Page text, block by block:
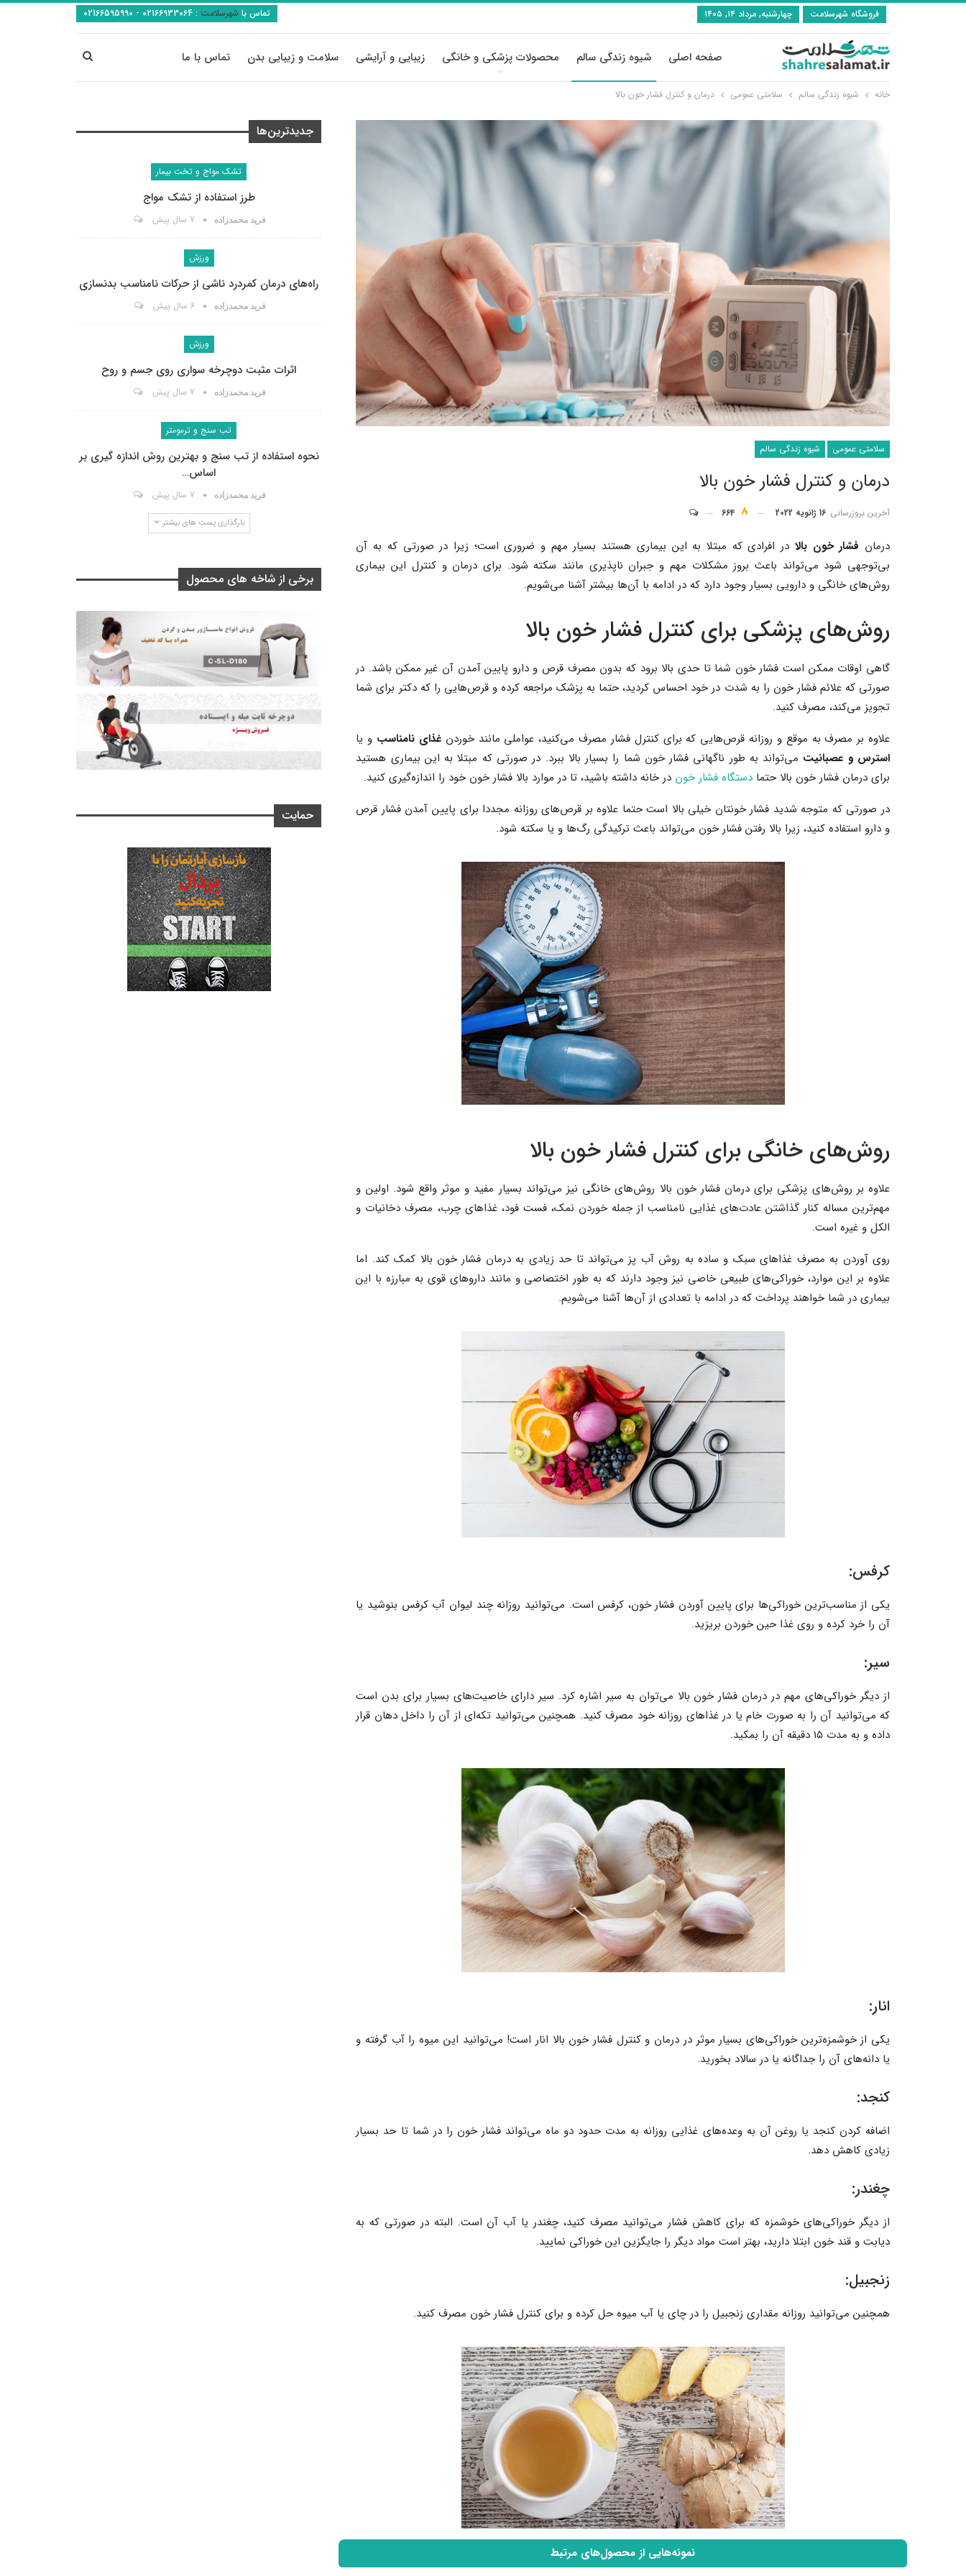
تماس با شهرسلامت : فروشگاه شهرسلامت چهارشنبه, مرداد ۱۴, ۱۴۰۵
صفحه اصلی شیوه زندگی سالم محصولات پزشکی و خانگی زیبایی و آرایشی سلامت و زیبایی بدن تماس با ما
خانه شیوه زندگی سالم سلامتی عمومی درمان و کنترل فشار خون بالا
سلامتی عمومی شیوه زندگی سالم
درمان و کنترل فشار خون بالا
آخرین بروزرسانی 16 ژانویه 2022 664
درمان فشار خون بالا در افرادی که مبتلا به این بیماری هستند بسیار مهم و ضروری است؛ زیرا در صورتی که به آن
بی‌توجهی شود می‌تواند باعث بروز مشکلات مهم و جبران ناپذیری مانند سکته شود. برای درمان و کنترل این بیماری
روش‌های خانگی و دارویی بسیار وجود دارد که در ادامه با آن‌ها بیشتر آشنا می‌شویم.
روش‌های پزشکی برای کنترل فشار خون بالا
گاهی اوقات ممکن است فشار خون شما تا حدی بالا برود که بدون مصرف قرص و دارو پایین آمدن آن غیر ممکن باشد. در
صورتی که علائم فشار خون را به شدت در خود احساس کردید، حتما به پزشک مراجعه کرده و قرص‌هایی را که دکتر برای شما
تجویز می‌کند، مصرف کنید.
علاوه بر مصرف به موقع و روزانه قرص‌هایی که برای کنترل فشار مصرف می‌کنید، عواملی مانند خوردنغذای نامناسب و یا
استرس و عصبانیت می‌تواند به طور ناگهانی فشار خون شما را بسیار بالا ببرد. در صورتی که مبتلا به این بیماری هستید
برای درمان فشار خون بالا حتما دستگاه‌ فشار خون در خانه داشته باشید، تا در موارد بالا فشار خون خود را اندازه‌گیری کنید.
در صورتی که متوجه شدید فشار خونتان خیلی بالا است حتما علاوه بر قرص‌های روزانه مجددا برای پایین آمدن فشار قرص
و دارو استفاده کنید، زیرا بالا رفتن فشار خون می‌تواند باعث ترکیدگی رگ‌ها و یا سکته شود.
روش‌های خانگی برای کنترل فشار خون بالا
علاوه بر روش‌های پزشکی برای درمان فشار خون بالا روش‌های خانگی نیز می‌تواند بسیار مفید و موثر واقع شود. اولین و
مهم‌ترین مساله کنار گذاشتن عادت‌های غذایی نامناسب از جمله خوردن نمک، فست فود، غذاهای چرب، مصرف دخانیات و
الکل و غیره است.
روی آوردن به مصرف غذاهای سبک و ساده به روش آب پز می‌تواند تا حد زیادی به درمان فشار خون بالا کمک کند. اما
علاوه بر این موارد، خوراکی‌های طبیعی خاصی نیز وجود دارند که به طور اختصاصی و مانند داروهای قوی به مبارزه با این
بیماری در شما خواهند پرداخت که در ادامه با تعدادی از آن‌ها آشنا می‌شویم.
کرفس:
یکی از مناسب‌ترین خوراکی‌ها برای پایین آوردن فشار خون، کرفس است. می‌توانید روزانه چند لیوان آب کرفس بنوشید یا
آن را خرد کرده و روی غذا حین خوردن بریزید.
سیر:
از دیگر خوراکی‌های مهم در درمان فشار خون بالا می‌توان به سیر اشاره کرد. سیر دارای خاصیت‌های بسیار برای بدن است
که می‌توانید آن را به صورت خام یا در غذاهای روزانه خود مصرف کنید. همچنین می‌توانید تکه‌ای از آن را داخل دهان قرار
داده و به مدت ۱۵ دقیقه آن را بمکید.
انار:
یکی از خوشمزه‌ترین خوراکی‌های بسیار موثر در درمان و کنترل فشار خون بالا انار است! می‌توانید این میوه را آب گرفته و
یا دانه‌های آن را جداگانه یا در سالاد بخورید.
کنجد:
اضافه کردن کنجد یا روغن آن به وعده‌های غذایی روزانه به مدت حدود دو ماه می‌تواند فشار خون را در شما تا حد بسیار
زیادی کاهش دهد.
چغندر:
از دیگر خوراکی‌های خوشمزه که برای کاهش فشار می‌توانید مصرف کنید، چغندر یا آب آن است. البته در صورتی که به
دیابت و قند خون ابتلا دارید، بهتر است مواد دیگر را جایگزین این خوراکی نمایید.
زنجبیل:
همچنین می‌توانید روزانه مقداری زنجبیل را در چای یا آب میوه حل کرده و برای کنترل فشار خون مصرف کنید.
نمونه‌هایی از محصول‌های مرتبط
جدیدترین‌ها
تشک مواج و تخت بیمار
طرز استفاده از تشک مواج
فرید محمدزاده 7 سال پیش
ورزش
راه‌های درمان کمردرد ناشی از حرکات نامناسب بدنسازی
فرید محمدزاده 6 سال پیش
ورزش
اثرات مثبت دوچرخه سواری روی جسم و روح
فرید محمدزاده 7 سال پیش
تب سنج و ترمومتر
نحوه استفاده از تب سنج و بهترین روش اندازه گیری بر
اساس…
فرید محمدزاده 7 سال پیش
بارگذاری پست های بیشتر
برخی از شاخه های محصول
حمایت